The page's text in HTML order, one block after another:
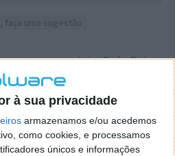
à sua privacidade
armazenamos e/ou acedemos
como cookies, e processamos
únicos e informações
Autor:Pedro Pinto